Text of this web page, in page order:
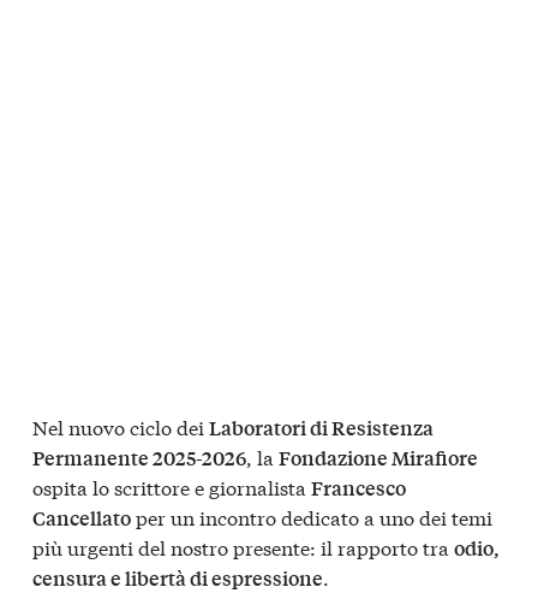
Nel nuovo ciclo dei Laboratori di Resistenza
Permanente 2025-2026, la Fondazione Mirafiore
ospita lo scrittore e giornalista Francesco
Cancellatoper un incontro dedicato a uno dei temi
più urgenti del nostro presente: il rapporto tra odio,
censura e libertà di espressione.